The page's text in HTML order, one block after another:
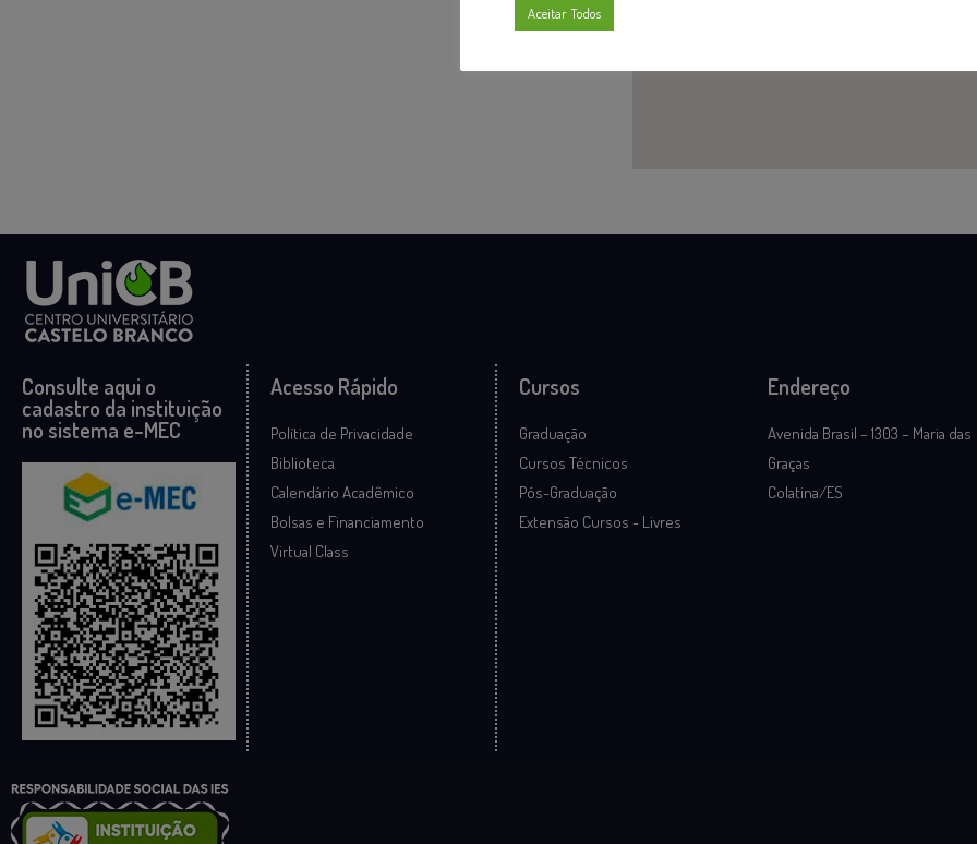
Consulte aqui o
cadastro da instituição
no sistema e-MEC
Acesso Rápido
Política de Privacidade
Biblioteca
Calendário Acadêmico
Bolsas e Financiamento
Virtual Class
Cursos
Graduação
Cursos Técnicos
Pós-Graduação
Extensão Cursos - Livres
Endereço
Avenida Brasil – 1303 – Maria das
Graças
Colatina/ES
Aceitar Todos